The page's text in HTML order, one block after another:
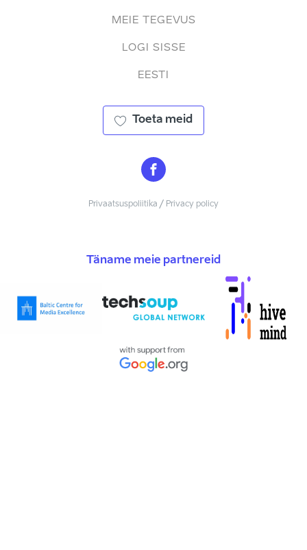
MEIE TEGEVUS
LOGI SISSE
EESTI
Toeta meid
Privaatsuspoliitika / Privacy policy
Täname meie partnereid